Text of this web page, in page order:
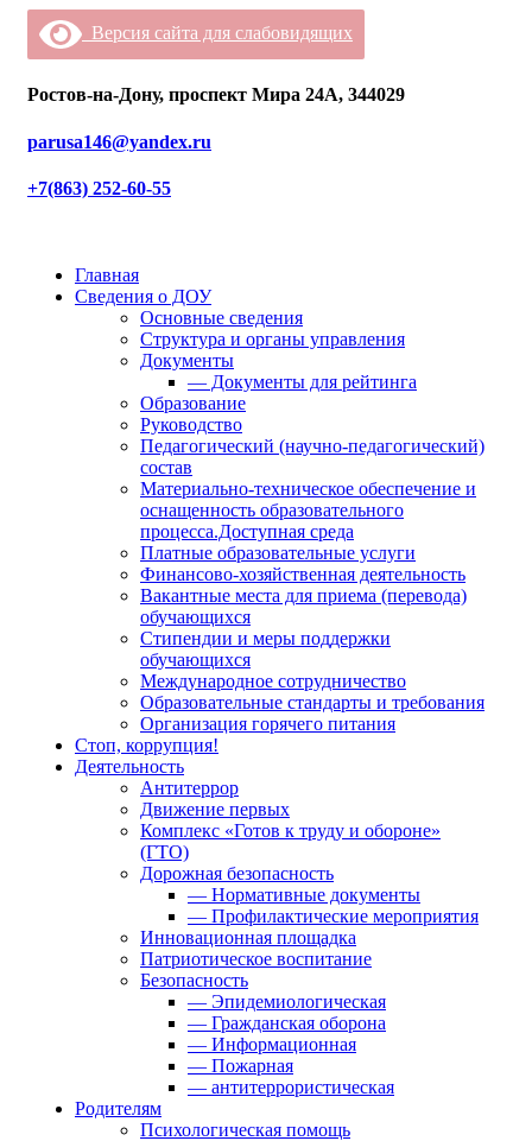
Версия сайта для слабовидящих
Ростов-на-Дону, проспект Мира 24А, 344029
parusa146@yandex.ru
+7(863) 252-60-55
Главная
Сведения о ДОУ
Основные сведения
Структура и органы управления
Документы
— Документы для рейтинга
Образование
Руководство
Педагогический (научно-педагогический)
состав
Материально-техническое обеспечение и
оснащенность образовательного
процесса.Доступная среда
Платные образовательные услуги
Финансово-хозяйственная деятельность
Вакантные места для приема (перевода)
обучающихся
Стипендии и меры поддержки
обучающихся
Международное сотрудничество
Образовательные стандарты и требования
Организация горячего питания
Стоп, коррупция!
Деятельность
Антитеррор
Движение первых
Комплекс «Готов к труду и обороне»
(ГТО)
Дорожная безопасность
— Нормативные документы
— Профилактические мероприятия
Инновационная площадка
Патриотическое воспитание
Безопасность
— Эпидемиологическая
— Гражданская оборона
— Информационная
— Пожарная
— антитеррористическая
Родителям
Психологическая помощь